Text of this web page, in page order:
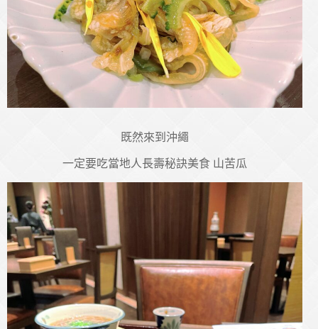
既然來到沖繩
一定要吃當地人長壽秘訣美食 山苦瓜